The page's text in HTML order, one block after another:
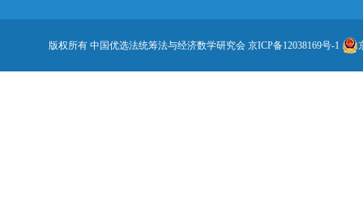
版权所有 中国优选法统筹法与经济数学研究会 京ICP备12038169号-1